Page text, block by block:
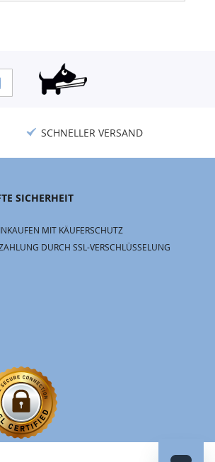
SCHNELLER VERSAND
SICHERHEIT
MIT KÄUFERSCHUTZ
DURCH SSL-VERSCHLÜSSELUNG